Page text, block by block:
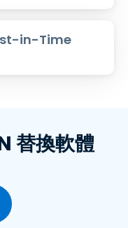
in-Time
替換軟體